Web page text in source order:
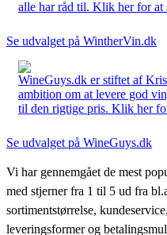
alle har råd til. Klik her for at
Se udvalget på WintherVin.dk
WineGuys.dk er stiftet af
ambition om at levere god
til den rigtige pris. Klik her
Se udvalget på WineGuys.dk
Vi har gennemgået de mest
med stjerner fra 1 til 5 ud fra
sortimentstørrelse,
leveringsformer og